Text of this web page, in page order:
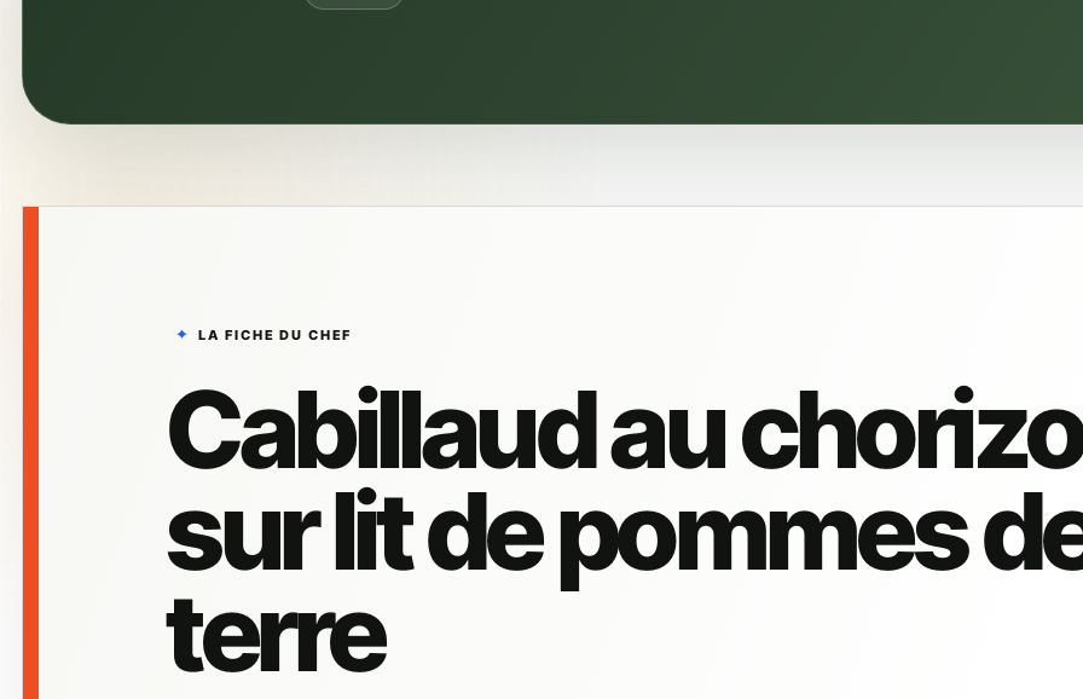
LA FICHE DU CHEF
Cabillaud au chorizo
sur lit de pommes
terre